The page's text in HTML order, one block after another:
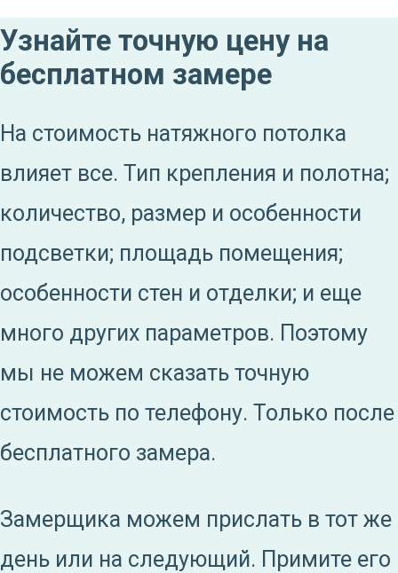
Узнайте точную цену на
бесплатном замере
На стоимость натяжного потолка
влияет все. Тип крепления и полотна;
количество, размер и особенности
подсветки; площадь помещения;
особенности стен и отделки; и еще
много других параметров. Поэтому
мы не можем сказать точную
стоимость по телефону. Только после
бесплатного замера.
Замерщика можем прислать в тот же
день или на следующий. Примите его